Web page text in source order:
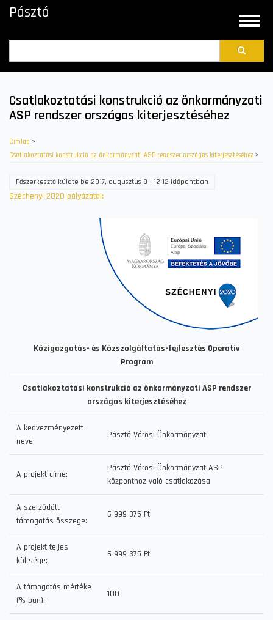
Ugrás
Toggle
Pásztó
Csatlakoztatási konstrukció az önkormányzati
ASP rendszer országos kiterjesztéséhez
Címlap >
Csatlakoztatási konstrukció az önkormányzati ASP rendszer országos kiterjesztéséhez >
Főszerkesztő küldte be 2017, augusztus 9 - 12:12 időpontban
Széchenyi 2020 pályázatok
Közigazgatás- és Közszolgáltatás-fejlesztés Operatív
Program
Csatlakoztatási konstrukció az önkormányzati ASP rendszer
országos kiterjesztéséhez
A kedvezményezett
neve:
Pásztó Városi Önkormányzat
A projekt címe:
Pásztó Városi Önkormányzat ASP
központhoz való csatlakozása
A szerződött
támogatás összege:
6 999 375 Ft
A projekt teljes
költsége:
6 999 375 Ft
A támogatás mértéke
(%-ban):
100